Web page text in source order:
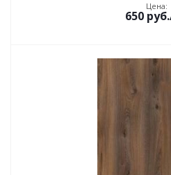
Цена:
650руб.